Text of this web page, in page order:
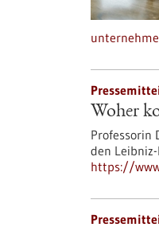
Woher
Professorin
den
https://